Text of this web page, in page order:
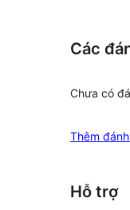
Các
Chưa có
Thêm
Hỗ trợ